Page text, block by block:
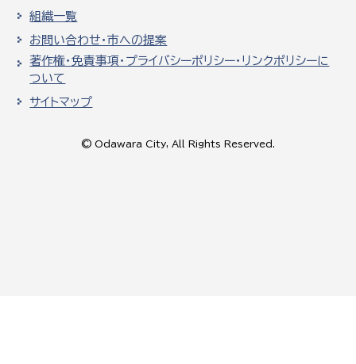
組織一覧
お問い合わせ・市への提案
著作権・免責事項・プライバシーポリシー・リンクポリシーに
ついて
サイトマップ
© Odawara City, All Rights Reserved.